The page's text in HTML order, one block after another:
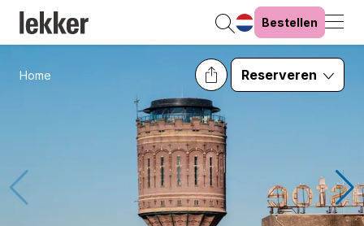
Bestellen
Home Reserveren